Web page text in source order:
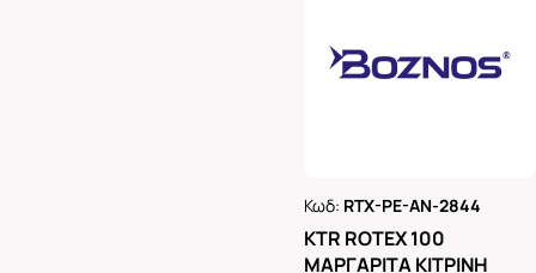
Κωδ: RTX-PE-AN-2844
KTR ROTEX 100
ΜΑΡΓΑΡΙΤΑ ΚΙΤΡΙΝΗ